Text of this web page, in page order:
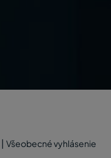
| Všeobecné vyhlásenie